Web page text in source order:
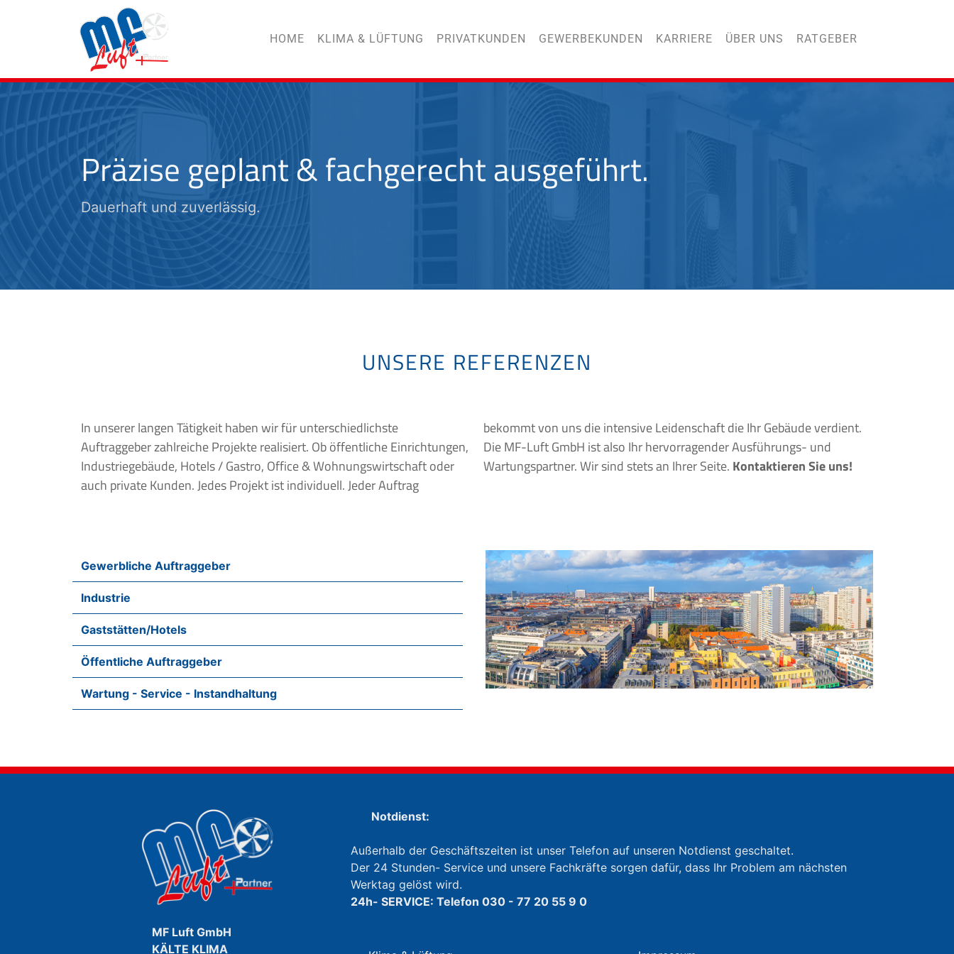
HOME KLIMA & LÜFTUNG PRIVATKUNDEN GEWERBEKUNDEN KARRIERE ÜBER UNS RATGEBER
Präzise geplant & fachgerecht ausgeführt.
Dauerhaft und zuverlässig.
UNSERE REFERENZEN
In unserer langen Tätigkeit haben wir für unterschiedlichste
Auftraggeber zahlreiche Projekte realisiert. Ob öffentliche Einrichtungen,
Industriegebäude, Hotels / Gastro, Office & Wohnungswirtschaft oder
auch private Kunden. Jedes Projekt ist individuell. Jeder Auftrag
bekommt von uns die intensive Leidenschaft die Ihr Gebäude verdient.
Die MF-Luft GmbH ist also Ihr hervorragender Ausführungs- und
Wartungspartner. Wir sind stets an Ihrer Seite. Kontaktieren Sie uns!
Gewerbliche Auftraggeber
Industrie
Gaststätten/Hotels
Öffentliche Auftraggeber
Wartung - Service - Instandhaltung
MF Luft GmbH
KÄLTE KLIMA
Notdienst:
Außerhalb der Geschäftszeiten ist unser Telefon auf unseren Notdienst geschaltet.
Der 24 Stunden- Service und unsere Fachkräfte sorgen dafür, dass Ihr Problem am nächsten
Werktag gelöst wird.
24h- SERVICE: Telefon 030 - 77 20 55 9 0